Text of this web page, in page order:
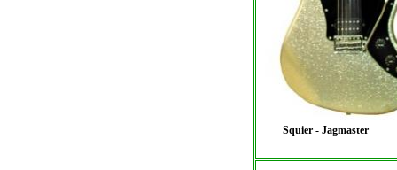
Squier - Jagmaster